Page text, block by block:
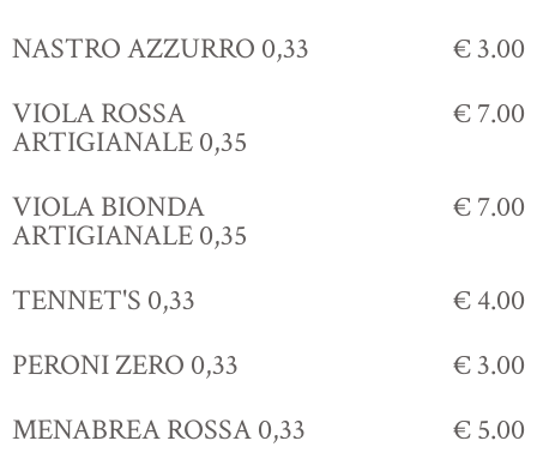
NASTRO AZZURRO 0,33
€ 3.00
VIOLA ROSSA
ARTIGIANALE 0,35
€ 7.00
VIOLA BIONDA
ARTIGIANALE 0,35
€ 7.00
TENNET'S 0,33
€ 4.00
PERONI ZERO 0,33
€ 3.00
MENABREA ROSSA 0,33
€ 5.00